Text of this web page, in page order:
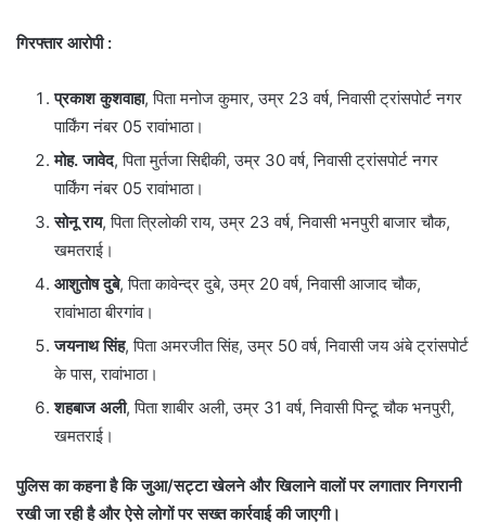
गिरफ्तार आरोपी :
प्रकाश कुशवाहा, पिता मनोज कुमार, उम्र 23 वर्ष, निवासी ट्रांसपोर्ट नगर
पार्किंग नंबर 05 रावांभाठा।
मोह. जावेद, पिता मुर्तजा सिद्दीकी, उम्र 30 वर्ष, निवासी ट्रांसपोर्ट नगर
पार्किंग नंबर 05 रावांभाठा।
सोनू राय, पिता त्रिलोकी राय, उम्र 23 वर्ष, निवासी भनपुरी बाजार चौक,
खमतराई।
आशुतोष दुबे, पिता कावेन्द्र दुबे, उम्र 20 वर्ष, निवासी आजाद चौक,
रावांभाठा बीरगांव।
जयनाथ सिंह, पिता अमरजीत सिंह, उम्र 50 वर्ष, निवासी जय अंबे ट्रांसपोर्ट
के पास, रावांभाठा।
शहबाज अली, पिता शाबीर अली, उम्र 31 वर्ष, निवासी पिन्टू चौक भनपुरी,
खमतराई।
पुलिस का कहना है कि जुआ/सट्टा खेलने और खिलाने वालों पर लगातार निगरानी
रखी जा रही है और ऐसे लोगों पर सख्त कार्रवाई की जाएगी।